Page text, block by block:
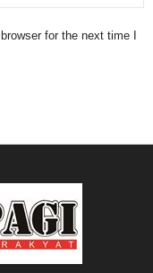
for the next time I